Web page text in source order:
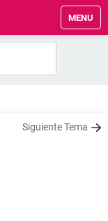
MENU
Siguiente Tema